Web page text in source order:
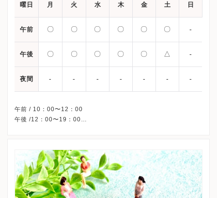
曜日 月 火 水 木 金 土 日
午前 〇 〇 〇 〇 〇 〇 -
午後 〇 〇 〇 〇 〇 △ -
夜間 - - - - - - -
午前 / 10：00〜12：00
午後 /12：00〜19：00
※詳細はクリニックHPを確認、または直接お問い合わせくださ